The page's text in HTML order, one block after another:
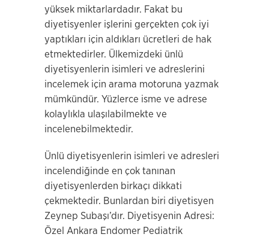
yüksek miktarlardadır. Fakat bu
diyetisyenler işlerini gerçekten çok iyi
yaptıkları için aldıkları ücretleri de hak
etmektedirler. Ülkemizdeki ünlü
diyetisyenlerin isimleri ve adreslerini
incelemek için arama motoruna yazmak
mümkündür. Yüzlerce isme ve adrese
kolaylıkla ulaşılabilmekte ve
incelenebilmektedir.
Ünlü diyetisyenlerin isimleri ve adresleri
incelendiğinde en çok tanınan
diyetisyenlerden birkaçı dikkati
çekmektedir. Bunlardan biri diyetisyen
Zeynep Subaşı’dır. Diyetisyenin Adresi:
Özel Ankara Endomer Pediatrik